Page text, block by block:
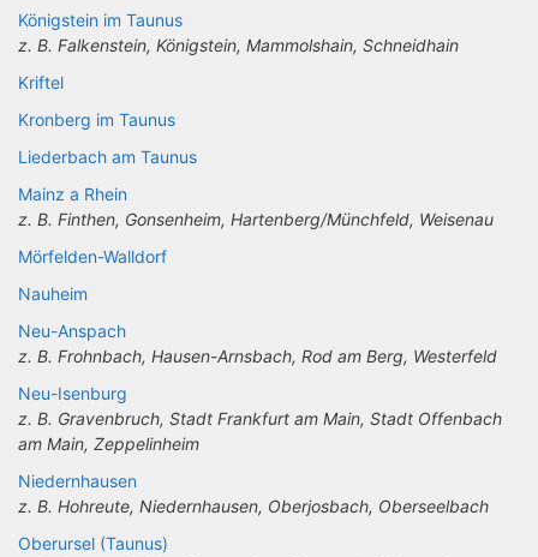
Königstein im Taunus
z. B. Falkenstein, Königstein, Mammolshain, Schneidhain
Kriftel
Kronberg im Taunus
Liederbach am Taunus
Mainz a Rhein
z. B. Finthen, Gonsenheim, Hartenberg/Münchfeld, Weisenau
Mörfelden-Walldorf
Nauheim
Neu-Anspach
z. B. Frohnbach, Hausen-Arnsbach, Rod am Berg, Westerfeld
Neu-Isenburg
z. B. Gravenbruch, Stadt Frankfurt am Main, Stadt Offenbach
am Main, Zeppelinheim
Niedernhausen
z. B. Hohreute, Niedernhausen, Oberjosbach, Oberseelbach
Oberursel (Taunus)